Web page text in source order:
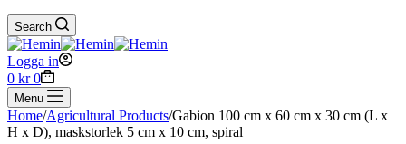
Search
Logga in
Shopping
cart
0 kr 0
Menu
Home/Agricultural Products/Gabion 100 cm x 60 cm x 30 cm (L x
H x D), maskstorlek 5 cm x 10 cm, spiral